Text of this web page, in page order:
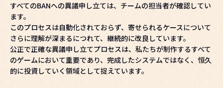
すべてのBANへの異議申し立ては、チームの担当者が確認してい
ます。
このプロセスは自動化されておらず、寄せられるケースについて
さらに理解が深まるにつれて、継続的に改良しています。
公正で正確な異議申し立てプロセスは、私たちが制作するすべて
のゲームにおいて重要であり、完成したシステムではなく、恒久
的に投資していく領域として捉えています。